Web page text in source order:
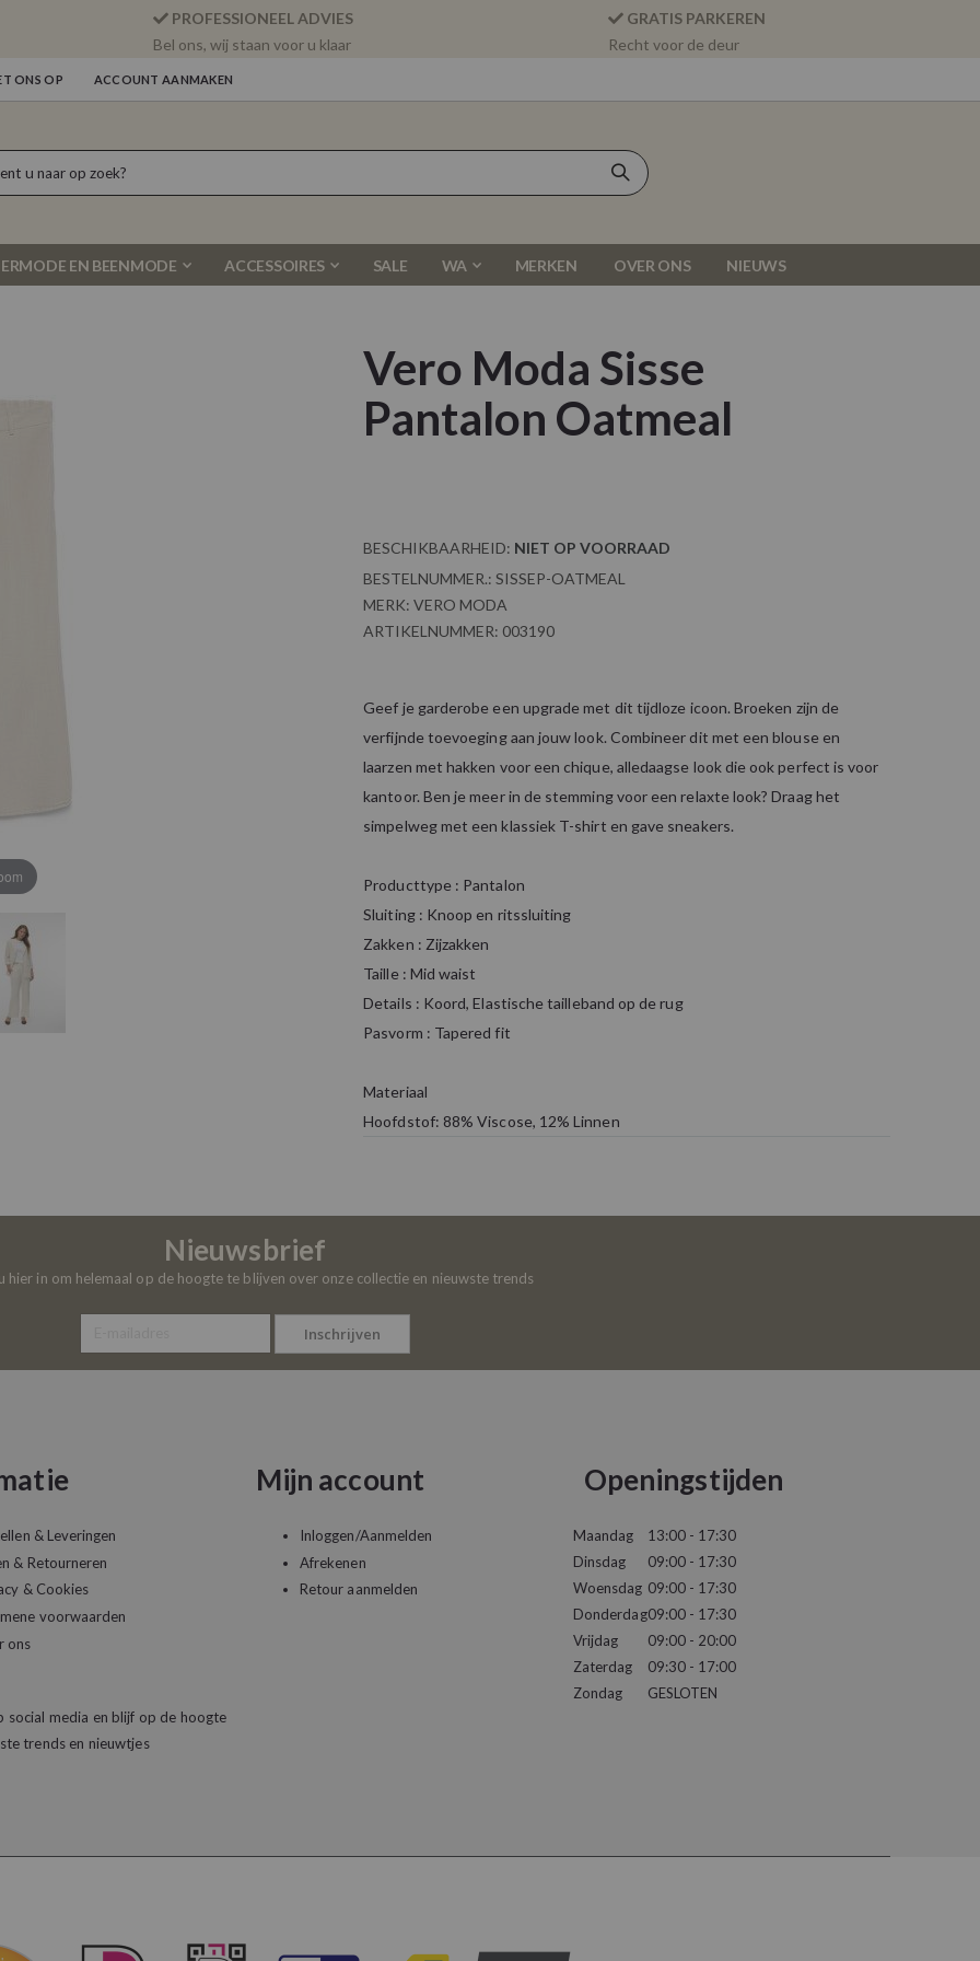
PROFESSIONEEL ADVIES
Bel ons, wij staan voor u klaar
GRATIS PARKEREN
Recht voor de deur
ONS OP ACCOUNT AANMAKEN
EN BEENMODE ACCESSOIRES SALE WA MERKEN OVER ONS NIEUWS
Vero Moda Sisse
Pantalon Oatmeal
BESCHIKBAARHEID: NIET OP VOORRAAD
BESTELNUMMER.: SISSEP-OATMEAL
MERK: VERO MODA
ARTIKELNUMMER: 003190
Geef je garderobe een upgrade met dit tijdloze icoon. Broeken zijn de
verfijnde toevoeging aan jouw look. Combineer dit met een blouse en
laarzen met hakken voor een chique, alledaagse look die ook perfect is voor
kantoor. Ben je meer in de stemming voor een relaxte look? Draag het
simpelweg met een klassiek T-shirt en gave sneakers.
Producttype : Pantalon
Sluiting : Knoop en ritssluiting
Zakken : Zijzakken
Taille : Mid waist
Details : Koord, Elastische tailleband op de rug
Pasvorm : Tapered fit
Materiaal
Hoofdstof: 88% Viscose, 12% Linnen
Nieuwsbrief
hier in om helemaal op de hoogte te blijven over onze collectie en nieuwste trends
Inschrijven
& Leveringen
& Retourneren
& Cookies
voorwaarden
ons
social media en blijf op de hoogte
trends en nieuwtjes
Mijn account
Inloggen/Aanmelden
Afrekenen
Retour aanmelden
Openingstijden
Maandag
Dinsdag
Woensdag
Donderdag
Vrijdag
Zaterdag
Zondag
13:00 - 17:30
09:00 - 17:30
09:00 - 17:30
09:00 - 17:30
09:00 - 20:00
09:30 - 17:00
GESLOTEN